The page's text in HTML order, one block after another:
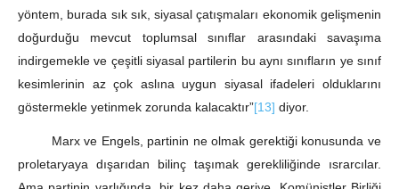
yöntem, burada sık sık, siyasal çatışmaları ekonomik gelişmenin
doğurduğu mevcut toplumsal sınıflar arasındaki savaşıma
indirgemekle ve çeşitli siyasal partilerin bu aynı sınıfların ye sınıf
kesimlerinin az çok aslına uygun siyasal ifadeleri olduklarını
göstermekle yetinmek zorunda kalacaktır”[13] diyor.
Marx ve Engels, partinin ne olmak gerektiği konusunda ve
proletaryaya dışarıdan bilinç taşımak gerekliliğinde ısrarcılar.